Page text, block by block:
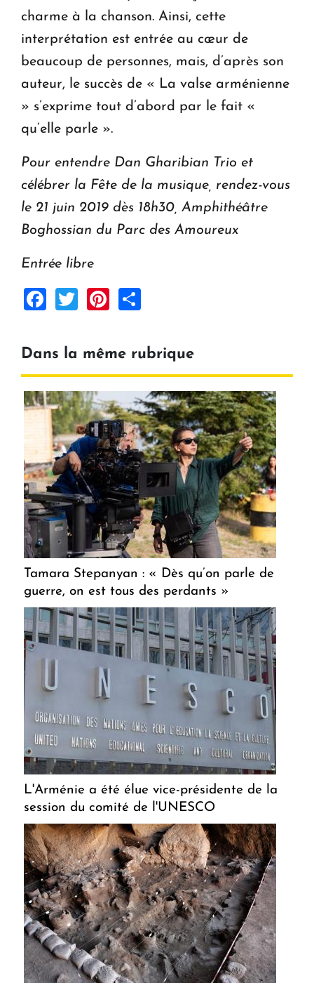
charme à la chanson. Ainsi, cette
interprétation est entrée au cœur de
beaucoup de personnes, mais, d’après son
auteur, le succès de « La valse arménienne
» s’exprime tout d’abord par le fait «
qu’elle parle ».
Pour entendre Dan Gharibian Trio et
célébrer la Fête de la musique, rendez-vous
le 21 juin 2019 dès 18h30, Amphithéâtre
Boghossian du Parc des Amoureux
Entrée libre
Facebook
TwitterPinterest
Dans la même rubrique
Tamara Stepanyan : « Dès qu’on parle de
guerre, on est tous des perdants »
L'Arménie a été élue vice-présidente de la
session du comité de l'UNESCO